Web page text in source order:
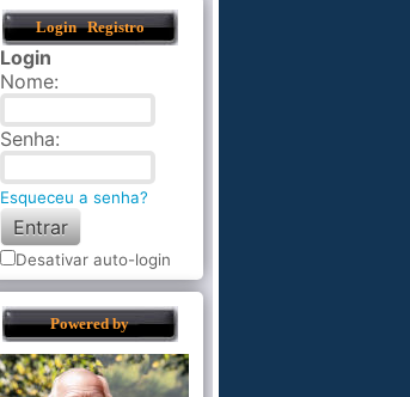
Login Registro
Login
Nome:
Senha:
Esqueceu a senha?
Desativar auto-login
Powered by